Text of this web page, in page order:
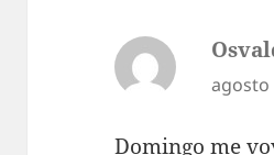
agosto
Domingo me